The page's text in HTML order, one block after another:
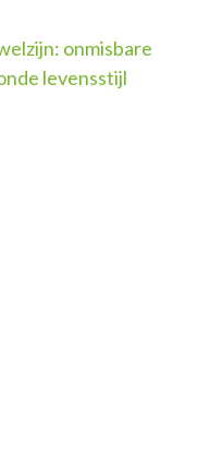
onmisbare
levensstijl